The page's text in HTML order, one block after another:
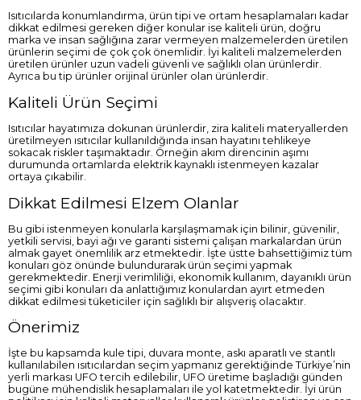
Isıtıcılarda konumlandırma, ürün tipi ve ortam hesaplamaları kadar
dikkat edilmesi gereken diğer konular ise kaliteli ürün, doğru
marka ve insan sağlığına zarar vermeyen malzemelerden üretilen
ürünlerin seçimi de çok çok önemlidir. İyi kaliteli malzemelerden
üretilen ürünler uzun vadeli güvenli ve sağlıklı olan ürünlerdir.
Ayrıca bu tip ürünler orijinal ürünler olan ürünlerdir.
Kaliteli Ürün Seçimi
Isıtıcılar hayatımıza dokunan ürünlerdir, zira kaliteli materyallerden
üretilmeyen ısıtıcılar kullanıldığında insan hayatını tehlikeye
sokacak riskler taşımaktadır. Örneğin akım direncinin aşımı
durumunda ortamlarda elektrik kaynaklı istenmeyen kazalar
ortaya çıkabilir.
Dikkat Edilmesi Elzem Olanlar
Bu gibi istenmeyen konularla karşılaşmamak için bilinir, güvenilir,
yetkili servisi, bayi ağı ve garanti sistemi çalışan markalardan ürün
almak gayet önemlilik arz etmektedir. İşte üstte bahsettiğimiz tüm
konuları göz önünde bulundurarak ürün seçimi yapmak
gerekmektedir. Enerji verimliliği, ekonomik kullanım, dayanıklı ürün
seçimi gibi konuları da anlattığımız konulardan ayırt etmeden
dikkat edilmesi tüketiciler için sağlıklı bir alışveriş olacaktır.
Önerimiz
İşte bu kapsamda kule tipi, duvara monte, askı aparatlı ve stantlı
kullanılabilen ısıtıcılardan seçim yapmanız gerektiğinde Türkiye’nin
yerli markası UFO tercih edilebilir, UFO üretime başladığı günden
bugüne mühendislik hesaplamaları ile yol katetmektedir. İyi ürün